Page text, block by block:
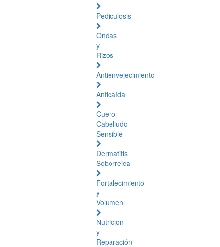
Pediculosis
Ondas
y
Rizos
Antienvejecimiento
Anticaída
Cuero
Cabelludo
Sensible
Dermatitis
Seborreica
Fortalecimiento
y
Volumen
Nutrición
y
Reparación